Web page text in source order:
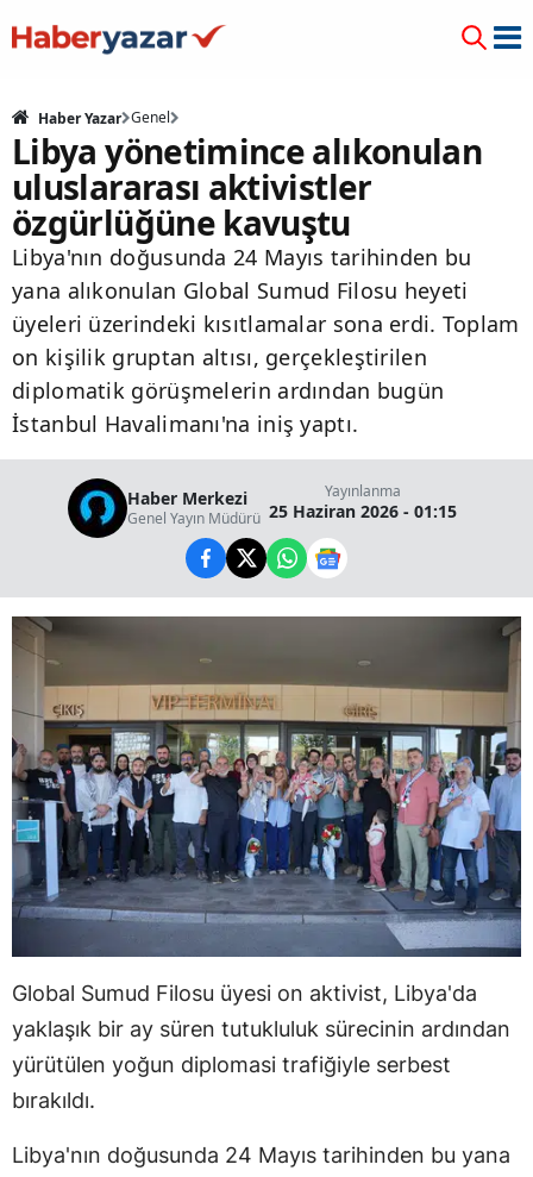
Haber Yazar Genel
Libya yönetimince alıkonulan
uluslararası aktivistler
özgürlüğüne kavuştu
Libya'nın doğusunda 24 Mayıs tarihinden bu
yana alıkonulan Global Sumud Filosu heyeti
üyeleri üzerindeki kısıtlamalar sona erdi. Toplam
on kişilik gruptan altısı, gerçekleştirilen
diplomatik görüşmelerin ardından bugün
İstanbul Havalimanı'na iniş yaptı.
Haber Merkezi
Genel Yayın Müdürü
Yayınlanma
25 Haziran 2026 - 01:15
Global Sumud Filosu üyesi on aktivist, Libya'da
yaklaşık bir ay süren tutukluluk sürecinin ardından
yürütülen yoğun diplomasi trafiğiyle serbest
bırakıldı.
Libya'nın doğusunda 24 Mayıs tarihinden bu yana